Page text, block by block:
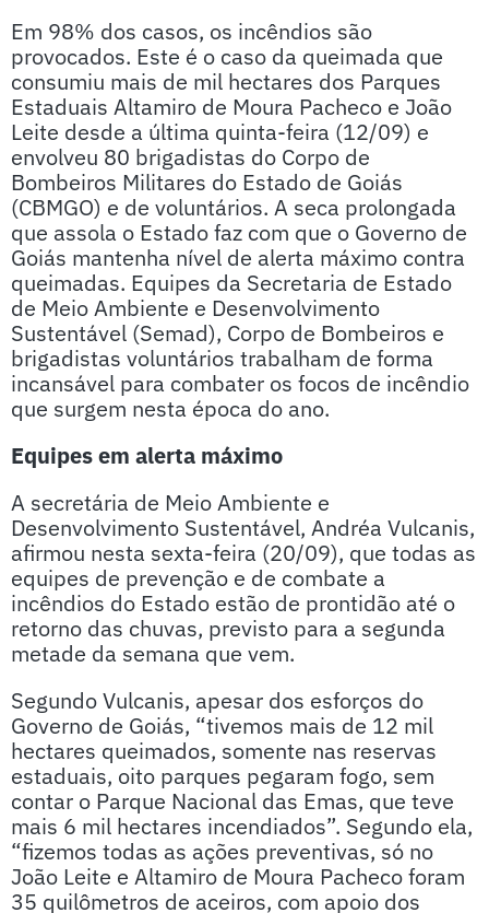
Em 98% dos casos, os incêndios são
provocados. Este é o caso da queimada que
consumiu mais de mil hectares dos Parques
Estaduais Altamiro de Moura Pacheco e João
Leite desde a última quinta-feira (12/09) e
envolveu 80 brigadistas do Corpo de
Bombeiros Militares do Estado de Goiás
(CBMGO) e de voluntários. A seca prolongada
que assola o Estado faz com que o Governo de
Goiás mantenha nível de alerta máximo contra
queimadas. Equipes da Secretaria de Estado
de Meio Ambiente e Desenvolvimento
Sustentável (Semad), Corpo de Bombeiros e
brigadistas voluntários trabalham de forma
incansável para combater os focos de incêndio
que surgem nesta época do ano.
Equipes em alerta máximo
A secretária de Meio Ambiente e
Desenvolvimento Sustentável, Andréa Vulcanis,
afirmou nesta sexta-feira (20/09), que todas as
equipes de prevenção e de combate a
incêndios do Estado estão de prontidão até o
retorno das chuvas, previsto para a segunda
metade da semana que vem.
Segundo Vulcanis, apesar dos esforços do
Governo de Goiás, “tivemos mais de 12 mil
hectares queimados, somente nas reservas
estaduais, oito parques pegaram fogo, sem
contar o Parque Nacional das Emas, que teve
mais 6 mil hectares incendiados”. Segundo ela,
“fizemos todas as ações preventivas, só no
João Leite e Altamiro de Moura Pacheco foram
35 quilômetros de aceiros, com apoio dos